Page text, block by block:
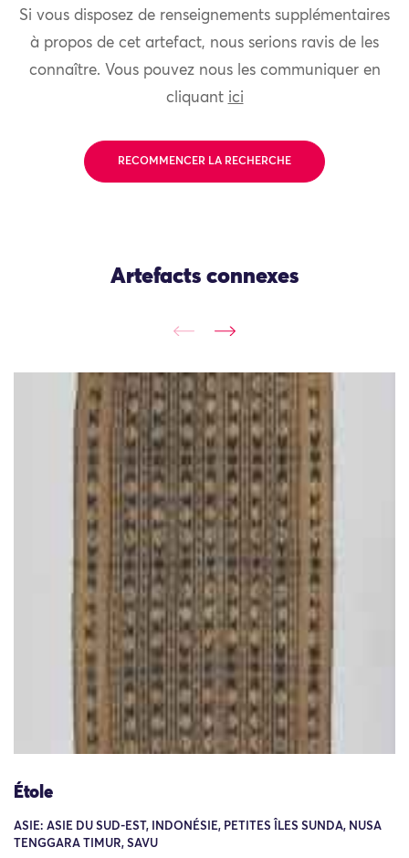
Si vous disposez de renseignements supplémentaires
à propos de cet artefact, nous serions ravis de les
connaître. Vous pouvez nous les communiquer en
cliquant ici
RECOMMENCER LA RECHERCHE
Artefacts connexes
Étole
ASIE: ASIE DU SUD-EST, INDONÉSIE, PETITES ÎLES SUNDA, NUSA
TENGGARA TIMUR, SAVU